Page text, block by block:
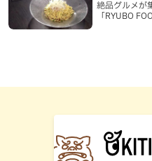
絶品グルメが
「RYUBO